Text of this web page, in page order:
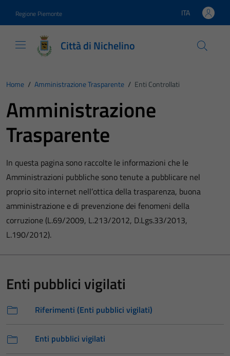
Regione Piemonte Lingua attiva:
ITA
Città di Nichelino
Home / Amministrazione Trasparente / Enti Controllati
Amministrazione
Trasparente
In questa pagina sono raccolte le informazioni che le
Amministrazioni pubbliche sono tenute a pubblicare nel
proprio sito internet nell’ottica della trasparenza, buona
amministrazione e di prevenzione dei fenomeni della
corruzione (L.69/2009, L.213/2012, D.Lgs.33/2013,
L.190/2012).
Enti pubblici vigilati
Riferimenti (Enti pubblici vigilati)
Enti pubblici vigilati